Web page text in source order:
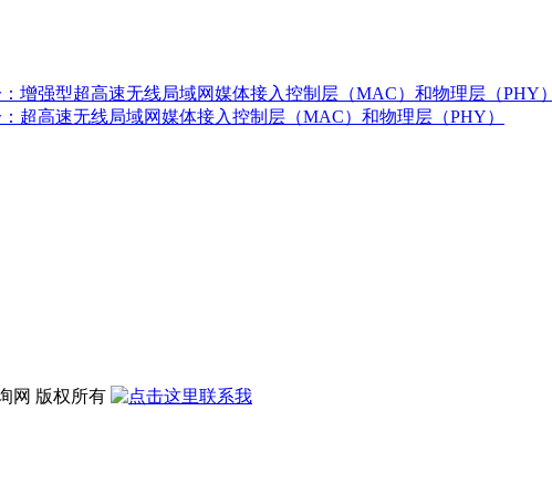
增强型超高速无线局域网媒体接入控制层（MAC）和物理层（PHY）
超高速无线局域网媒体接入控制层（MAC）和物理层（PHY）
网 版权所有